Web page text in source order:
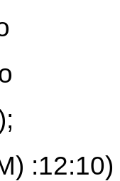
:12:10)